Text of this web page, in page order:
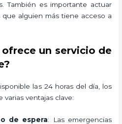
También es importante actuar
que alguien más tiene acceso a
un servicio de
las 24 horas del día, los
varias ventajas clave:
de espera: Las emergencias